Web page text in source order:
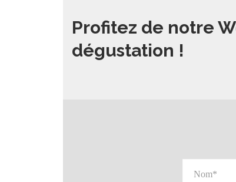
Profitez de notre
dégustation !